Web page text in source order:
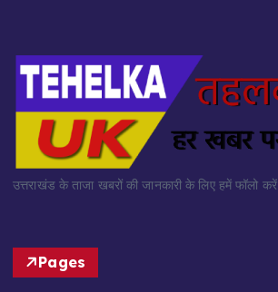
उत्तराखंड के ताजा खबरों की जानकारी के लिए हमें फॉलो करें
Pages